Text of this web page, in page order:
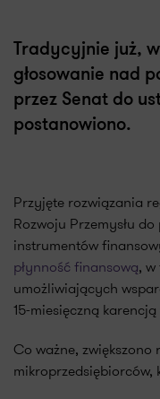
Tradycyjnie już,
głosowanie nad
przez Senat do
postanowiono.
Przyjęte rozwiązania
Rozwoju Przemysłu
instrumentów
płynność finansową,
umożliwiających
15-miesięczną karencją
Co ważne,